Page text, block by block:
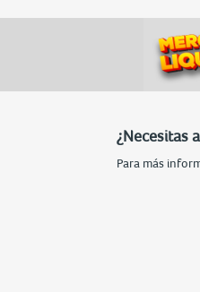
¿Necesitas
Para más